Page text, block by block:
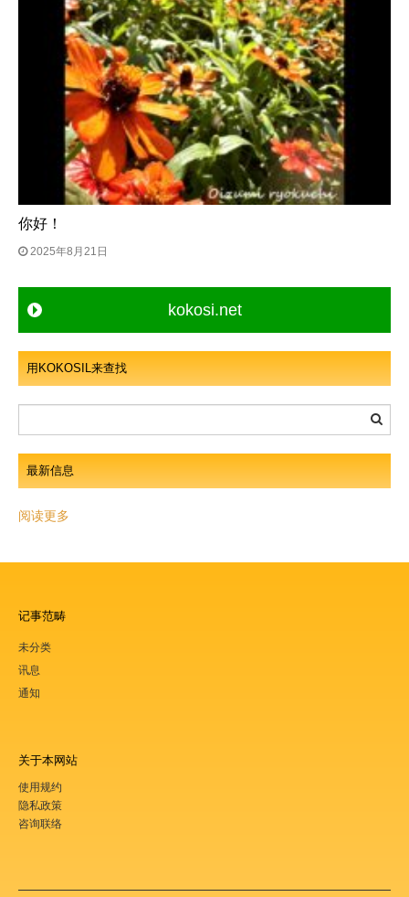
你好！
2025年8月21日
kokosi.net
用KOKOSIL来查找
最新信息
阅读更多
记事范畴
未分类
讯息
通知
关于本网站
使用规约
隐私政策
咨询联络